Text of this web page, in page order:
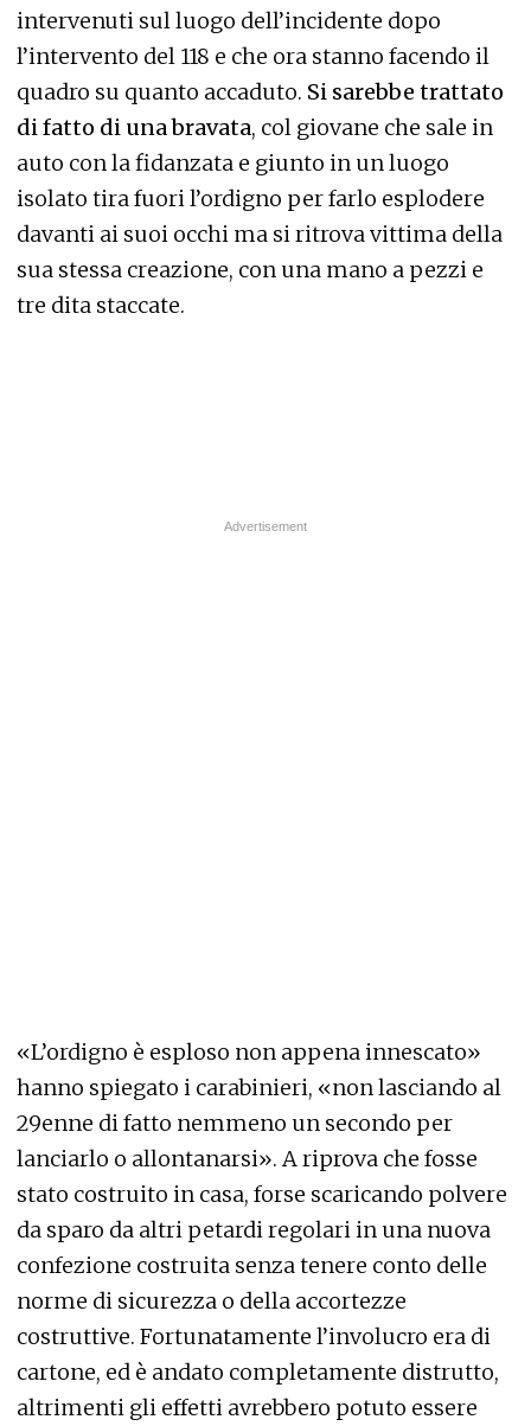
intervenuti sul luogo dell’incidente dopo
l’intervento del 118 e che ora stanno facendo il
quadro su quanto accaduto. Si sarebbe trattato
di fatto di una bravata, col giovane che sale in
auto con la fidanzata e giunto in un luogo
isolato tira fuori l’ordigno per farlo esplodere
davanti ai suoi occhi ma si ritrova vittima della
sua stessa creazione, con una mano a pezzi e
tre dita staccate.
«L’ordigno è esploso non appena innescato»
hanno spiegato i carabinieri, «non lasciando al
29enne di fatto nemmeno un secondo per
lanciarlo o allontanarsi». A riprova che fosse
stato costruito in casa, forse scaricando polvere
da sparo da altri petardi regolari in una nuova
confezione costruita senza tenere conto delle
norme di sicurezza o della accortezze
costruttive. Fortunatamente l’involucro era di
cartone, ed è andato completamente distrutto,
altrimenti gli effetti avrebbero potuto essere